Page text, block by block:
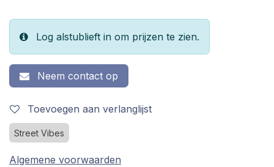
Log alstublieft in om prijzen te zien.
Neem contact op
Toevoegen aan verlanglijst
Street Vibes
Algemene voorwaarden